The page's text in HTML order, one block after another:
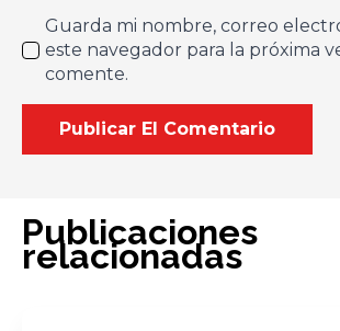
Guarda mi nombre, correo
este navegador para la próxima
comente.
Publicaciones
relacionadas